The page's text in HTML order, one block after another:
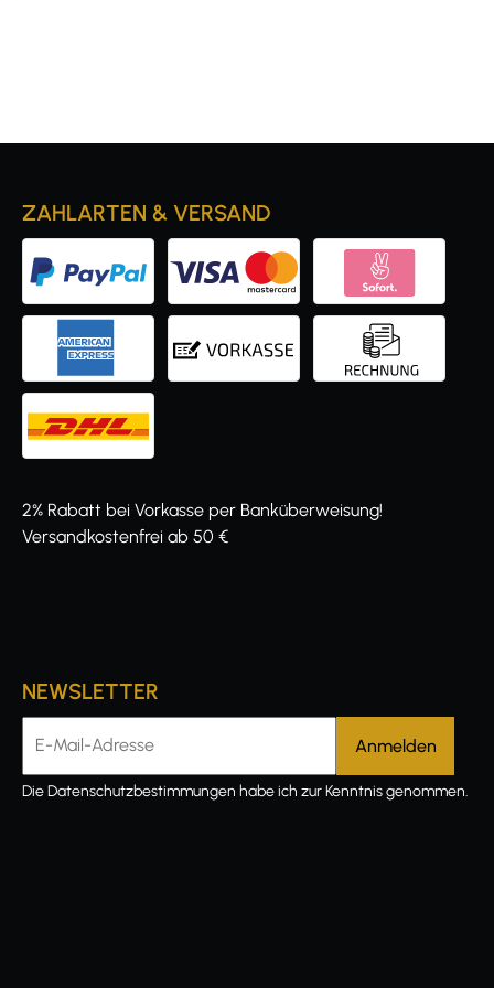
ZAHLARTEN & VERSAND
2% Rabatt bei Vorkasse per Banküberweisung!
Versandkostenfrei ab 50 €
NEWSLETTER
E-Mail-Adresse
DieDatenschutzbestimmungen habe ich zur Kenntnis genommen.